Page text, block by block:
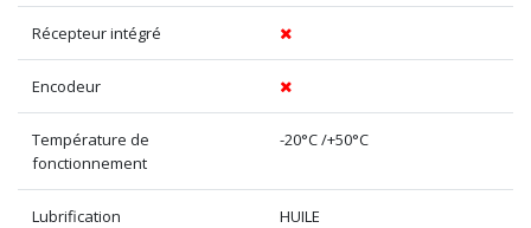
Récepteur intégré
Encodeur
Température de
fonctionnement
-20°C /+50°C
Lubrification HUILE